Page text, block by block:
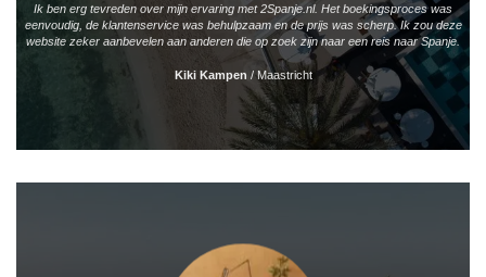
Ik ben erg tevreden over mijn ervaring met 2Spanje.nl. Het boekingsproces was
eenvoudig, de klantenservice was behulpzaam en de prijs was scherp. Ik zou deze
website zeker aanbevelen aan anderen die op zoek zijn naar een reis naar Spanje.
Kiki Kampen /Maastricht